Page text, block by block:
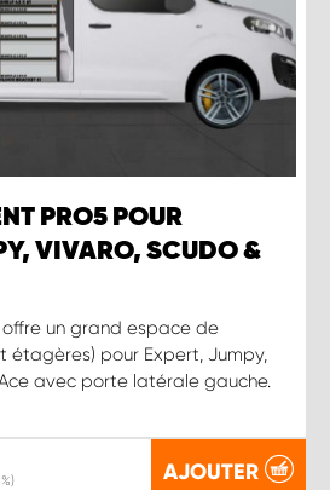
PRO5 POUR
VIVARO, SCUDO &
un grand espace de
étagères) pour Expert, Jumpy,
avec porte latérale gauche.
AJOUTER